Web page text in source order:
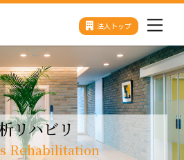
法人トップ
リハビリ
Rehabilitation